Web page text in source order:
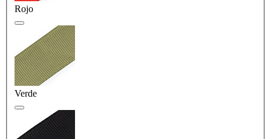
Rojo
Verde